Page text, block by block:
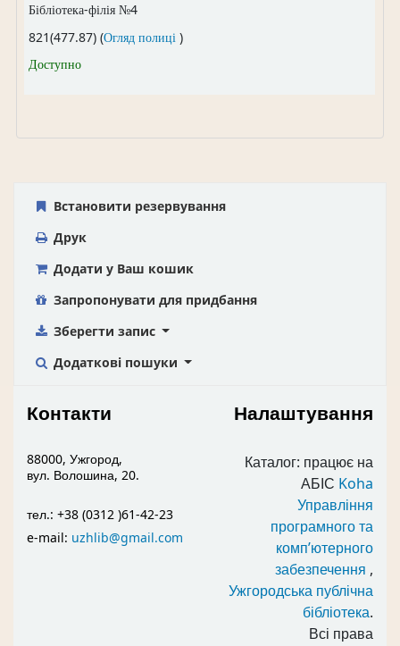
Бібліотека-філія №4
821(477.87) (Огляд полиці(Відкривається нижче)
)
Доступно
Встановити резервування
Друк
Додати у Ваш кошик
Запропонувати для придбання
Зберегти запис
Додаткові пошуки
Контакти
88000, Ужгород,
вул. Волошина, 20.
тел.: +38 (0312 )61-42-23
e-mail: uzhlib@gmail.com
Налаштування
Каталог: працює на
АБІС Koha
Управління
програмного та
комп’ютерного
забезпечення ,
Ужгородська публічна
бібліотека.
Всі права